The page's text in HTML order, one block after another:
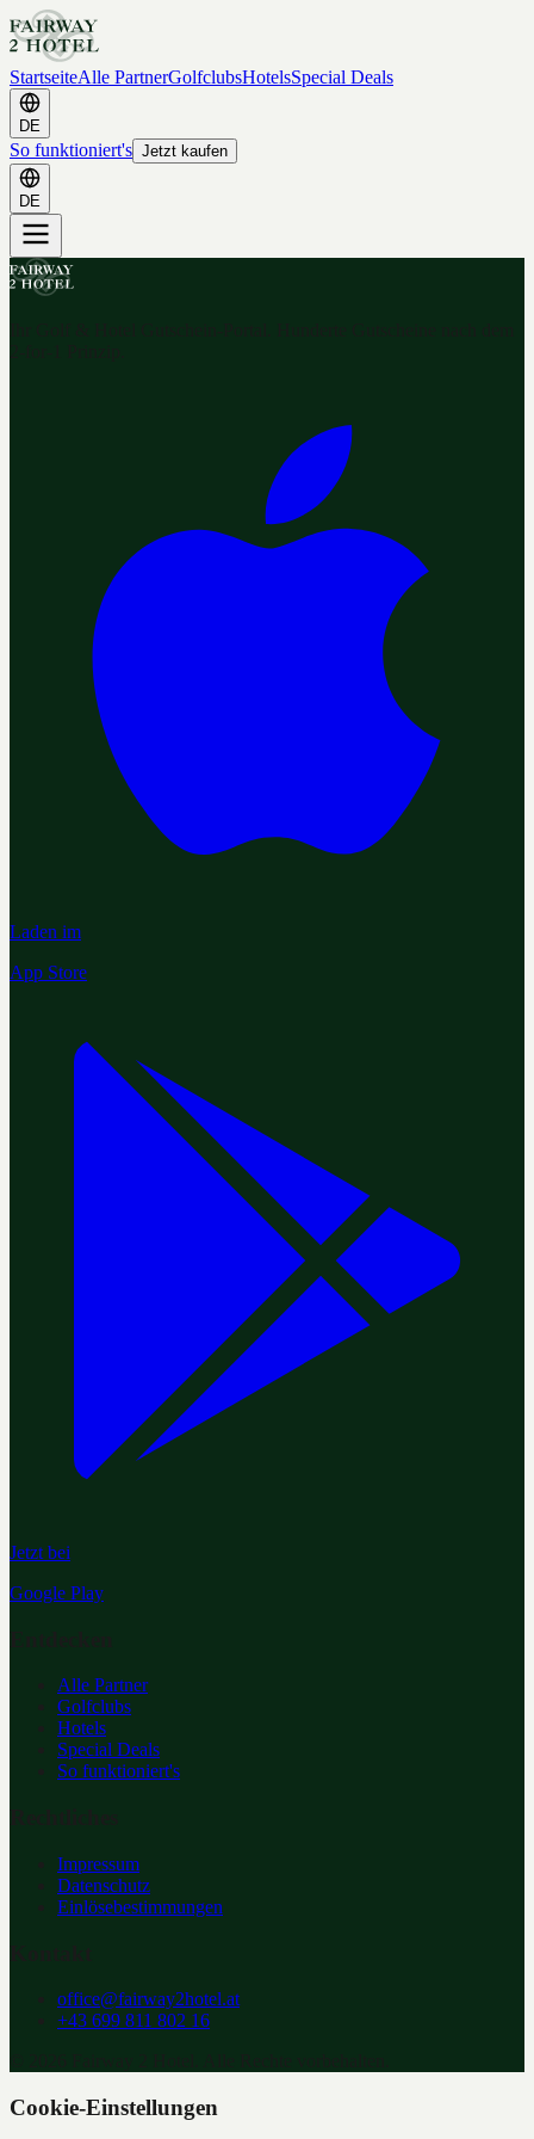
StartseiteAlle PartnerGolfclubsHotelsSpecial Deals
DE
So funktioniert's Jetzt kaufen
DE
Laden im
App Store
Jetzt bei
Google Play
Alle Partner
Golfclubs
Hotels
Special Deals
So funktioniert's
Impressum
Datenschutz
Einlösebestimmungen
office@fairway2hotel.at
+43 699 811 802 16
Cookie-Einstellungen